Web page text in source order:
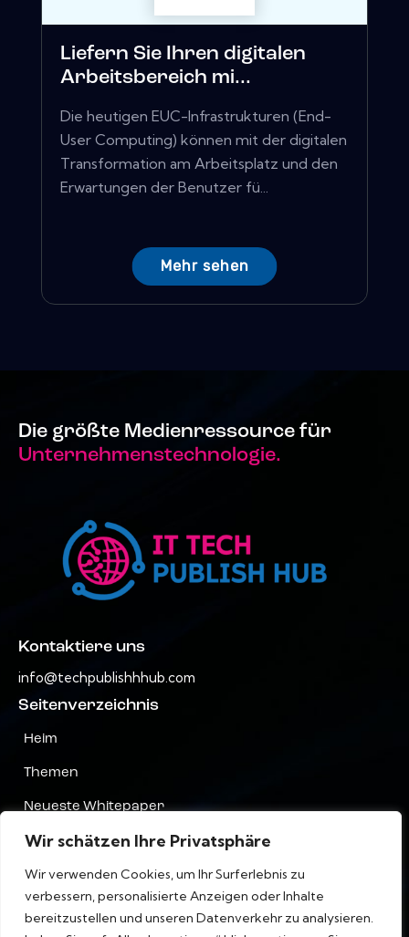
Wir schätzen Ihre Privatsphäre
Wir verwenden Cookies, um Ihr Surferlebnis zu
verbessern, personalisierte Anzeigen oder Inhalte
bereitzustellen und unseren Datenverkehr zu analysieren.
Liefern Sie Ihren digitalen
Arbeitsbereich mi...
Die heutigen EUC-Infrastrukturen (End-
User Computing) können mit der digitalen
Transformation am Arbeitsplatz und den
Erwartungen der Benutzer fü...
Mehr sehen
Die größte Medienressource für
Unternehmenstechnologie.
Kontaktiere uns
info@techpublishhhub.com
Seitenverzeichnis
Heim
Themen
Neueste Whitepaper
Unternehmen AZ
Kontaktiere uns